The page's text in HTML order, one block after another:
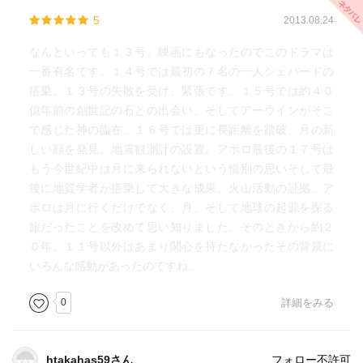
ように思う。これは読むだけでは満足できなくなり、
かった。映画は、本書の内容を忠実に再現されていたよう
に思う。
17号では、月へ到達するという目標から、月の正体を追究
するという目標へ変わっている。14号～16号と月への到達
についての技術は安定し、ロケット内での生活環境も向上
し、プロジェクトの目標が地質学的な研究へと移行してき
た。
また、それぞれのプロジェクトは次のプロジェクトへの布
石を打つというスタイルに変わり、例えば17号では15号で
とられた写真などから、どのポイントの地質を調査するか
られたという感じがする。
5 2013.08.24
なんといっても１３号。映画にもなったのでこのドラマは
一番有名です。１４号では最初の７名の一人シェパードの
搭乗。１３号の失敗を受け、緊張です。１５号では約４０
億年前の創世記の石との出会い、そしてアーウインがそこ
で感じた神の臨在。１６号では更に長距離を踏破、月の新
しい顔を発見。地震観測計の設置。アポロ最後の１７号は
もう今世紀中は月に来られないという惜別の思いそして最
後に地質学者が搭乗して大きな成果。火山活動の証拠。ア
ポロは月に行くだけでなく、月、そして地球の起源を探る
旅だったことを改めて思い知りました。そのときから約２
０年。１１号以外はあまり関心を持たなかったその背景に
いろんな感動があったのですね。
0 詳細をみる
htakahas59さん フォロー不許可